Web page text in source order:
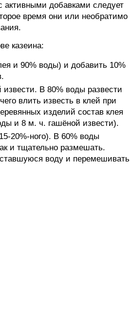
активными добавками следует
время они или необратимо
казеина:
и 90% воды) и добавить 10%
В 80% воды развести
влить известь в клей при
изделий состав клея
и 8 м. ч. гашёной извести).
20%-ного). В 60% воды
и тщательно размешать.
воду и перемешивать